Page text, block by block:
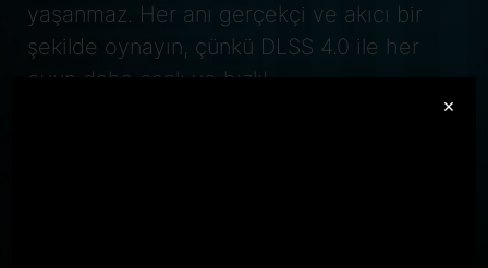
yaşanmaz. Her anı gerçekçi ve akıcı bir
şekilde oynayın, çünkü DLSS 4.0 ile her
oyun daha canlı ve hızlı!
×